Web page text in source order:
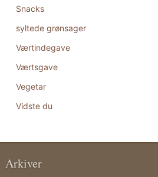
Snacks
syltede grønsager
Værtindegave
Værtsgave
Vegetar
Vidste du
Arkiver